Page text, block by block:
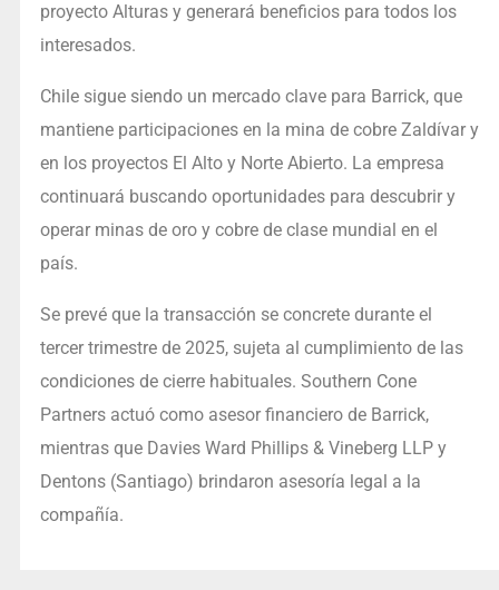
proyecto Alturas y generará beneficios para todos los
interesados.
Chile sigue siendo un mercado clave para Barrick, que
mantiene participaciones en la mina de cobre Zaldívar y
en los proyectos El Alto y Norte Abierto. La empresa
continuará buscando oportunidades para descubrir y
operar minas de oro y cobre de clase mundial en el
país.
Se prevé que la transacción se concrete durante el
tercer trimestre de 2025, sujeta al cumplimiento de las
condiciones de cierre habituales. Southern Cone
Partners actuó como asesor financiero de Barrick,
mientras que Davies Ward Phillips & Vineberg LLP y
Dentons (Santiago) brindaron asesoría legal a la
compañía.